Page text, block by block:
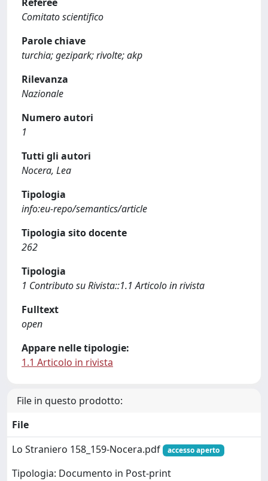
Comitato scientifico
Parole chiave
turchia; gezipark; rivolte; akp
Rilevanza
Nazionale
Numero autori
1
Tutti gli autori
Nocera, Lea
Tipologia
info:eu-repo/semantics/article
Tipologia sito docente
262
Tipologia
1 Contributo su Rivista::1.1 Articolo in rivista
Fulltext
open
Appare nelle tipologie:
1.1 Articolo in rivista
File in questo prodotto:
File
Lo Straniero 158_159-Nocera.pdf
accesso aperto
Tipologia: Documento in Post-print